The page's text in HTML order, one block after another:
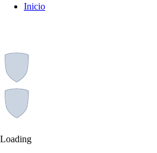
Inicio
Loading